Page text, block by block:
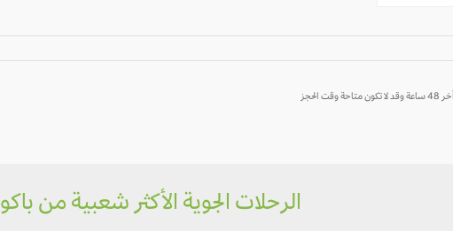
الرحلات الجوية الأكثر شعبية من باكو